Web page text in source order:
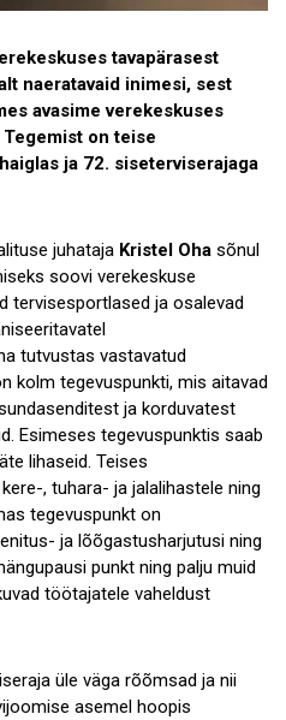
tavapärasest
naeratavaid inimesi, sest
avasime verekeskuses
on teise
ja 72. siseterviserajaga
juhataja Kristel Oha sõnul
soovi verekeskuse
tervisesportlased ja osalevad
tutvustas vastavatud
kolm tegevuspunkti, mis aitavad
ja korduvatest
Esimeses tegevuspunktis saab
lihaseid. Teises
, tuhara- ja jalalihastele ning
tegevuspunkt on
ja lõõgastusharjutusi ning
punkt ning palju muid
töötajatele vaheldust
üle väga rõõmsad ja nii
asemel hoopis